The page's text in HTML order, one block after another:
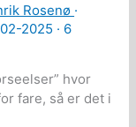
Rosenø ·
2025 · 6
hvor
fare, så er det i